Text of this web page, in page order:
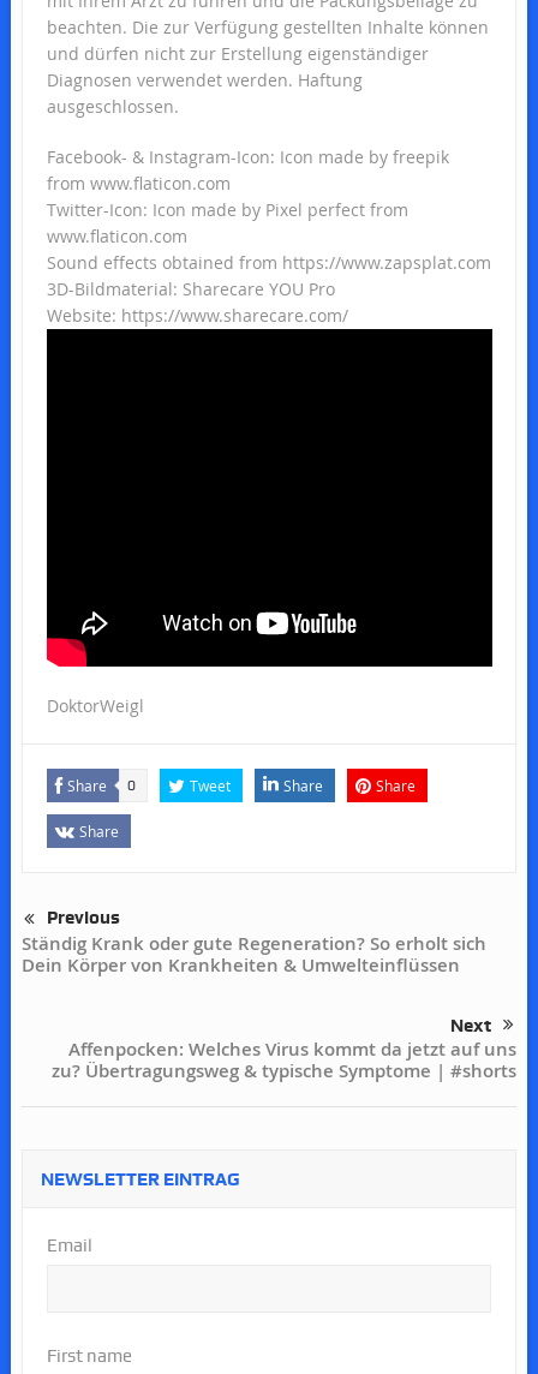
beachten. Die zur Verfügung gestellten Inhalte können
und dürfen nicht zur Erstellung eigenständiger
Diagnosen verwendet werden. Haftung
ausgeschlossen.
Facebook- & Instagram-Icon: Icon made by freepik
from www.flaticon.com
Twitter-Icon: Icon made by Pixel perfect from
www.flaticon.com
Sound effects obtained from https://www.zapsplat.com
3D-Bildmaterial: Sharecare YOU Pro
Website: https://www.sharecare.com/
DoktorWeigl
Share 0 Tweet Share Share
Share
Previous
Ständig Krank oder gute Regeneration? So erholt sich
Dein Körper von Krankheiten & Umwelteinflüssen
Next
Affenpocken: Welches Virus kommt da jetzt auf uns
zu? Übertragungsweg & typische Symptome | #shorts
NEWSLETTER EINTRAG
Email
First name